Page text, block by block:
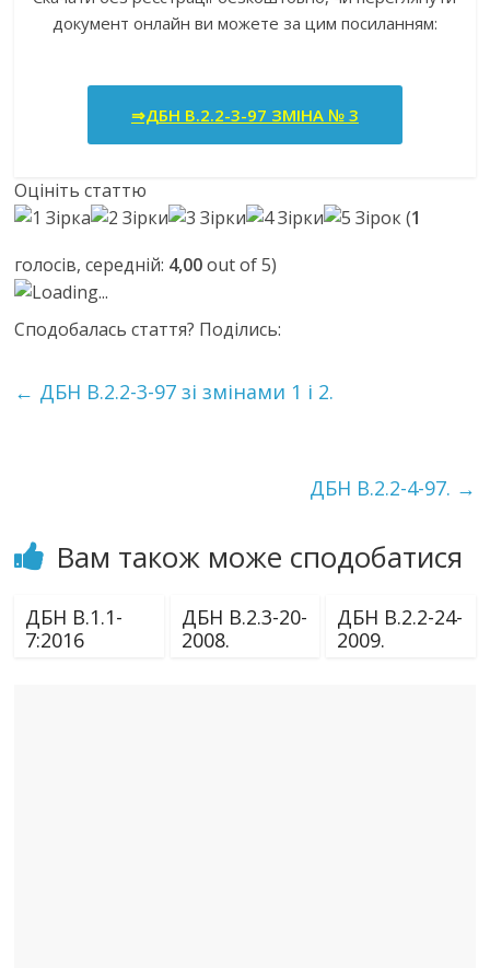
документ онлайн ви можете за цим посиланням:
⇒ДБН В.2.2-3-97 ЗМІНА № 3
Оцініть статтю
(1
голосів, середній: 4,00out of 5)
Loading...
Сподобалась стаття? Поділись:
← ДБН В.2.2-3-97 зі змінами 1 і 2.
ДБН В.2.2-4-97. →
Вам також може сподобатися
ДБН В.1.1-
7:2016
ДБН В.2.3-20-
2008.
ДБН В.2.2-24-
2009.